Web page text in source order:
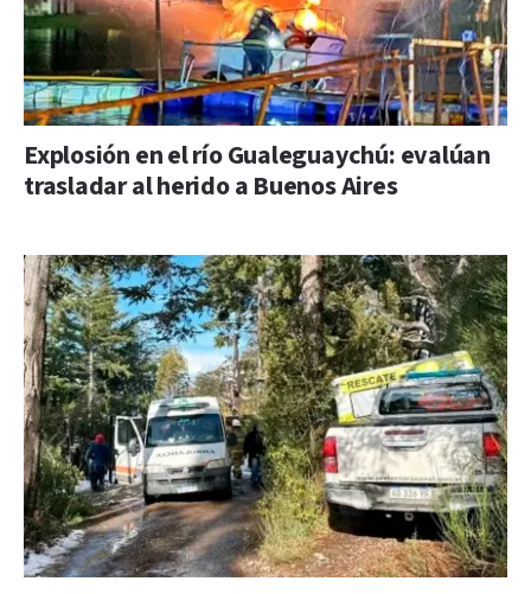
Explosión en el río Gualeguaychú: evalúan
trasladar al herido a Buenos Aires